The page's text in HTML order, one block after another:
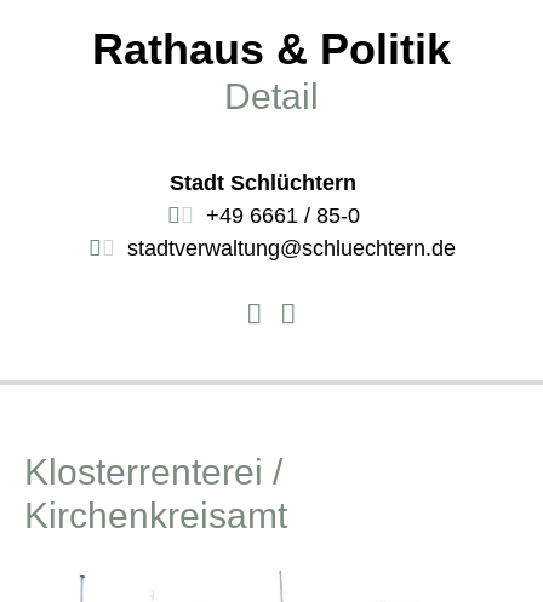
Rathaus & Politik
Detail
Stadt Schlüchtern
+49 6661 / 85-0
stadtverwaltung@schluechtern.de
Klosterrenterei /
Kirchenkreisamt